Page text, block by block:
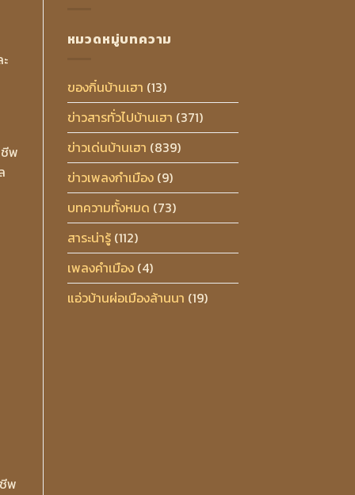
ชีพ
พ
หมวดหมู่บทความ
ของกิ๋นบ้านเฮา (13)
ข่าวสารทั่วไปบ้านเฮา (371)
ข่าวเด่นบ้านเฮา (839)
ข่าวเพลงกำเมือง(9)
บทความทั้งหมด (73)
สาระน่ารู้(112)
เพลงคำเมือง(4)
แอ่วบ้านผ่อเมืองล้านนา (19)